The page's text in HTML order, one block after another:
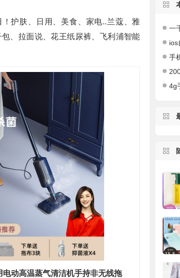
护肤、日用、美食、家电..兰蔻、雅
、拉面说、花王纸尿裤、飞利浦智能
动高温蒸气清洁机手持非无线拖
一千左
ios自
手机
2000
4g手